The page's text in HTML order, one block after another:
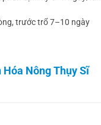
trước trổ 7–10 ngày
Hóa Nông Thụy Sĩ